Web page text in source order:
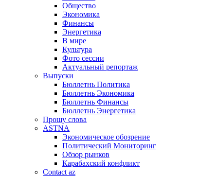
Общество
Экономика
Финансы
Энергетика
В мире
Культура
Фото сессии
Актуальный репортаж
Выпуски
Бюллетнь Политика
Бюллетнь Экономика
Бюллетнь Финансы
Бюллетнь Энергетика
Прошу слова
ASTNA
Экономическое обозрение
Политический Мониторинг
Обзор рынков
Карабахский конфликт
Contact az